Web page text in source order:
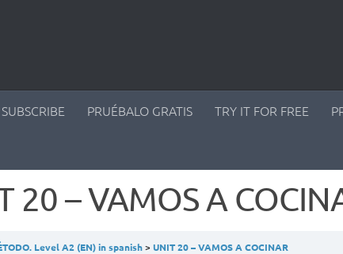
SUBSCRIBE PRUÉBALO GRATIS TRY IT FOR FREE
20 – VAMOS A
Level A2 (EN) in spanish UNIT 20 – VAMOS A COCINAR